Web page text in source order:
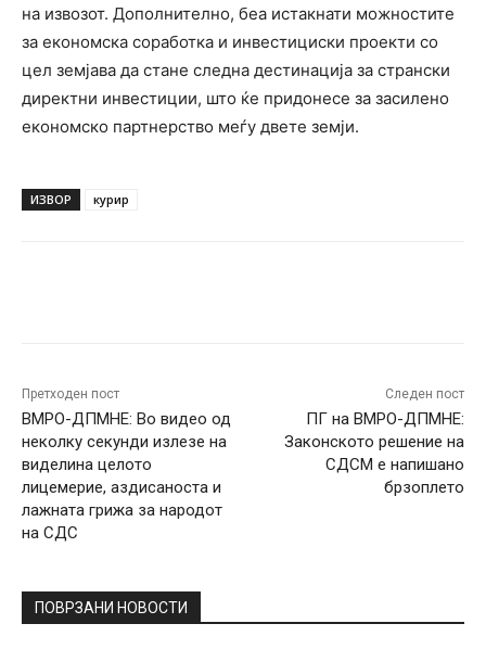
на извозот. Дополнително, беа истакнати можностите
за економска соработка и инвестициски проекти со
цел земјава да стане следна дестинација за странски
директни инвестиции, што ќе придонесе за засилено
економско партнерство меѓу двете земји.
ИЗВОР курир
Претходен пост
ВМРО-ДПМНЕ: Во видео од
неколку секунди излезе на
виделина целото
лицемерие, аздисаноста и
лажната грижа за народот
на СДС
Следен пост
ПГ на ВМРО-ДПМНЕ:
Законското решение на
СДСМ е напишано
брзоплето
ПОВРЗАНИ НОВОСТИ